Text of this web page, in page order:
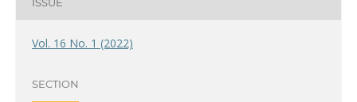
ISSUE
Vol. 16 No. 1 (2022)
SECTION